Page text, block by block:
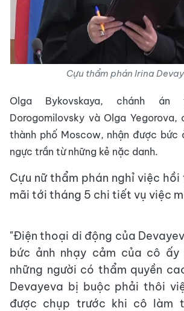
Cựu thẩm phán Irina
Olga Bykovskaya, chánh
Dorogomilovsky và Olga Yegorova,
thành phố Moscow, nhận được bức
ngực trần từ những kẻ nặc danh.
Cựu nữ thẩm phán nghỉ việc hồi
mãi tới tháng 5 chi tiết vụ việc
"Điện thoại di động của
bức ảnh nhạy cảm của cô
những người có thẩm quyền
Devayeva bị buộc phải thôi
được chụp trước khi cô làm